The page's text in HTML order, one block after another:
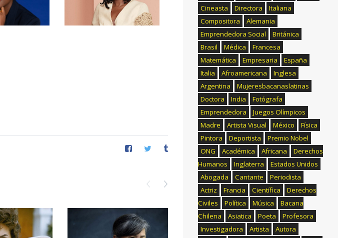
Cineasta
Directora
Italiana
Compositora
Alemania
Emprendedora Social
Británica
Brasil
Médica
Francesa
Matemática
Empresaria
España
Italia
Afroamericana
Inglesa
Argentina
Mujeresbacanaslatinas
Doctora
India
Fotógrafa
Emprendedora
Juegos Olímpicos
Madre
Artista Visual México
Física
Pintora
Deportista
Premio Nobel
ONG
Académica Africana
Derechos
Humanos
Inglaterra
Estados Unidos
Abogada
Cantante
Periodista
Actriz
Francia Científica
Derechos
Civiles
Política Música
Bacana
Chilena
Asiatica Poeta
Profesora
Investigadora
Artista
Autora